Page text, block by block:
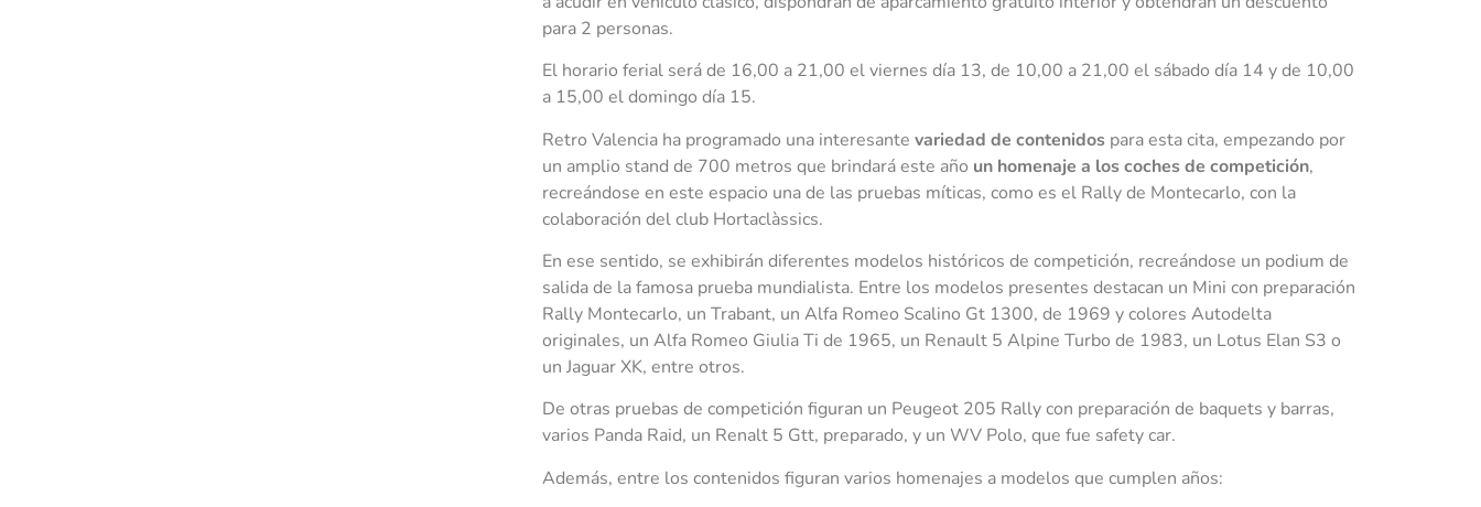
para 2 personas.
El horario ferial será de 16,00 a 21,00 el viernes día 13, de 10,00 a 21,00 el sábado día 14 y de 10,00
a 15,00 el domingo día 15.
Retro Valencia ha programado una interesante variedad de contenidospara esta cita, empezando por
un amplio stand de 700 metros que brindará este año un homenaje a los coches de competición,
recreándose en este espacio una de las pruebas míticas, como es el Rally de Montecarlo, con la
colaboración del club Hortaclàssics.
En ese sentido, se exhibirán diferentes modelos históricos de competición, recreándose un podium de
salida de la famosa prueba mundialista. Entre los modelos presentes destacan un Mini con preparación
Rally Montecarlo, un Trabant, un Alfa Romeo Scalino Gt 1300, de 1969 y colores Autodelta
originales, un Alfa Romeo Giulia Ti de 1965, un Renault 5 Alpine Turbo de 1983, un Lotus Elan S3 o
un Jaguar XK, entre otros.
De otras pruebas de competición figuran un Peugeot 205 Rally con preparación de baquets y barras,
varios Panda Raid, un Renalt 5 Gtt, preparado, y un WV Polo, que fue safety car.
Además, entre los contenidos figuran varios homenajes a modelos que cumplen años: